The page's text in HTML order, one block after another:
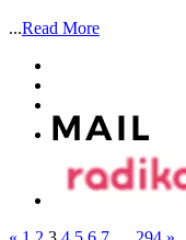
...Read More